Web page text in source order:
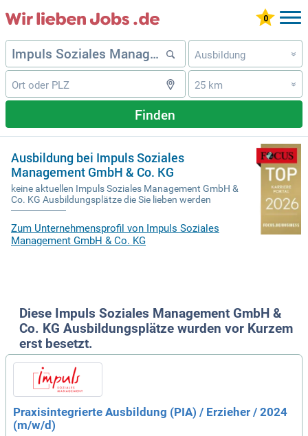
Ausbildung »
25 km »
Finden
Ausbildung bei Impuls Soziales
Management GmbH & Co. KG
keine aktuellen Impuls Soziales Management GmbH &
Co. KG Ausbildungsplätze die Sie lieben werden
Zum Unternehmensprofil von Impuls Soziales
Management GmbH & Co. KG
Diese Impuls Soziales Management GmbH &
Co. KG Ausbildungsplätze wurden vor Kurzem
erst besetzt.
Praxisintegrierte Ausbildung (PIA) / Erzieher / 2024
(m/w/d)